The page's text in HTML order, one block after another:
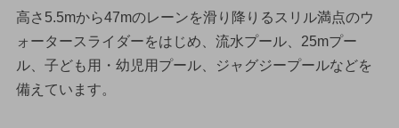
高さ5.5mから47mのレーンを滑り降りるスリル満点のウ
ォータースライダーをはじめ、流水プール、25mプー
ル、子ども用・幼児用プール、ジャグジープールなどを
備えています。